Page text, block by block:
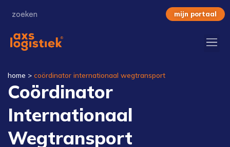
mijn portaal
home > coördinator internationaal wegtransport
Coördinator
Internationaal
Wegtransport